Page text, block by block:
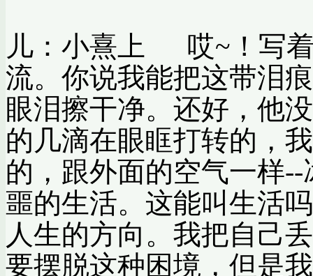
儿：小熹上 哎~！写着
流。你说我能把这带泪
眼泪擦干净。还好，他
的几滴在眼眶打转的，
的，跟外面的空气一样
噩的生活。这能叫生活
人生的方向。我把自己
要摆脱这种困境，但是